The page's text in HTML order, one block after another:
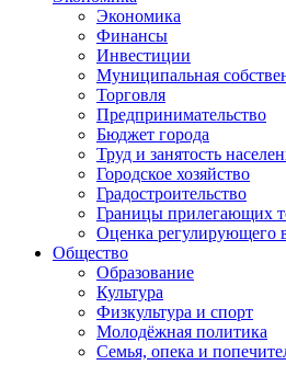
Экономика
Финансы
Инвестиции
Муниципальная
Торговля
Предпринимательство
Бюджет города
Труд и занятость
Городское хозяйство
Градостроительство
Границы прилегающих
Оценка регулирующего
Общество
Образование
Культура
Физкультура и спорт
Молодёжная политика
Семья, опека и